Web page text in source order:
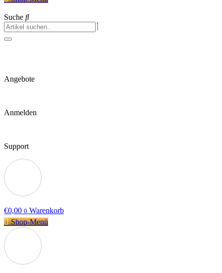
Suche
Angebote
Anmelden
Support
€0,00 0 Warenkorb
Shop-Menü